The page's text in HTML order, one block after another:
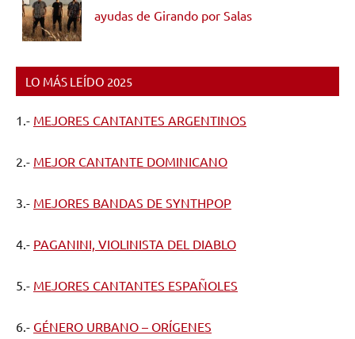
ayudas de Girando por Salas
LO MÁS LEÍDO 2025
1.- MEJORES CANTANTES ARGENTINOS
2.- MEJOR CANTANTE DOMINICANO
3.- MEJORES BANDAS DE SYNTHPOP
4.- PAGANINI, VIOLINISTA DEL DIABLO
5.- MEJORES CANTANTES ESPAÑOLES
6.- GÉNERO URBANO – ORÍGENES